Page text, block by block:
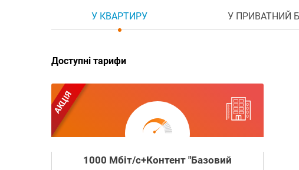
У КВАРТИРУ У ПРИВАТНИЙ
Доступні тарифи
АКЦІЯ
1000 Мбіт/с+Контент "Базовий